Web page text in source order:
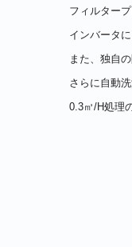
フィルター
インバータ
また、独自
さらに自動
0.3㎥/H処理